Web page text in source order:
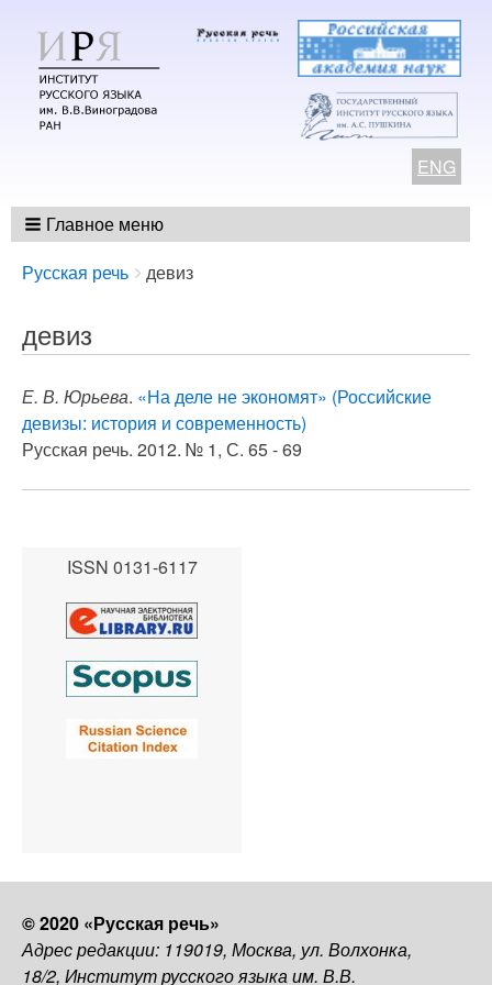
ENG
Главное меню
Breadcrumbs
You
here:
Русская речь девиз
девиз
Е. В. Юрьева. «На деле не экономят» (Российские
девизы: история и современность)
Русская речь. 2012. № 1, С. 65 - 69
ISSN 0131-6117
© 2020 «Русская речь»
Адрес редакции: 119019, Москва, ул. Волхонка,
18/2, Институт русского языка им. В.В.